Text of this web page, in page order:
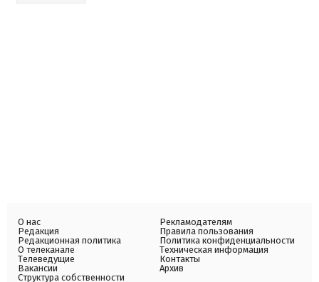
О нас
Редакция
Редакционная политика
О телеканале
Телеведущие
Вакансии
Структура собственности
Рекламодателям
Правила пользования
Политика конфиденциальности
Техническая информация
Контакты
Архив